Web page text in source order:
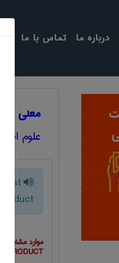
تماس با ما درباره ما
معنی TOTAL VARIABLE COST AND TOTAL PRODUCT
علوم
cost
موارد مشابه
PRODUCT